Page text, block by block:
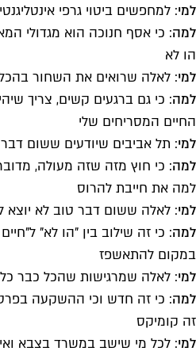
למי: למחפשים ביטוי גרפי
למה: כי אסף חנוכה הוא מגדולי
הו לא
למי: לאלה שרואים את השחור
למה: כי גם ברגעים קשים, צריך
החיים המסריחים שלי
למי: תל אביבים שיודעים ששום
למה: כי חוץ מזה שזה מעולה,
למה את חייבת להרוס
למי: לאלה ששום דבר טוב לא יוצא
למה: כי זה שילוב בין "הו לא"
במקום להתאשפז
למי: לאלה שמרגישות שהכל כבר
למה: כי זה חדש וכי ההשקעה
זה קומיקס
למי: לכל מי שישב במשרד בצבא